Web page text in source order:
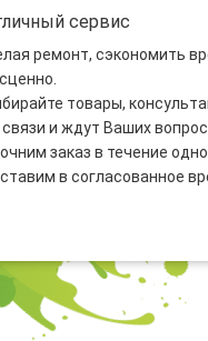
сервис
ремонт, сэкономить
товары,
и ждут Ваших
заказ в течение
в согласованное